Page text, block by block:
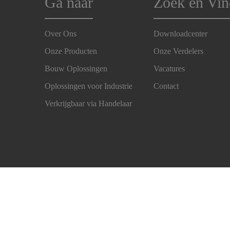
Over Ons
Onze Producten
Bouw Oplossingen
Oplossingen voor Industrie
Verkrijgbaar via Handelaar
Downloadcenter
Onze Verdelers
Vacatures
Contact